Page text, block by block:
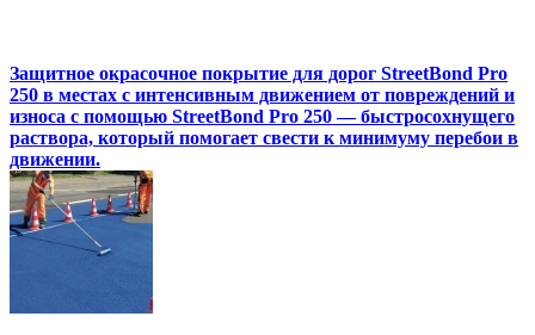
Защитное окрасочное покрытие для дорог StreetBond Pro
250 в местах с интенсивным движением от повреждений и
износа с помощью StreetBond Pro 250 — быстросохнущего
раствора, который помогает свести к минимуму перебои в
движении.